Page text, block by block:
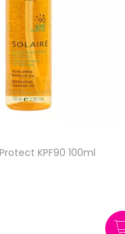
KPF90 100ml